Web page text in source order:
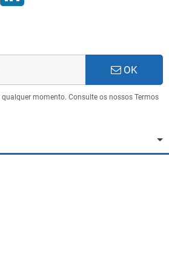
OK
momento. Consulte os nossos Termos